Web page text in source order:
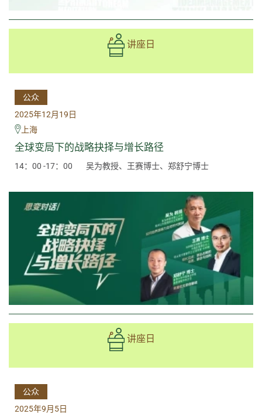
讲座日
公众
2025年12月19日
上海
全球变局下的战略抉择与增长路径
14：00 -17：00 吴为教授、王赛博士、郑舒宁博士
讲座日
公众
2025年9月5日